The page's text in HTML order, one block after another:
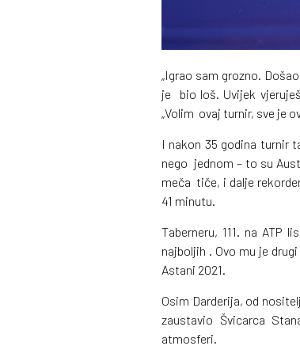
„Igrao sam grozno.
je bio loš. Uvijek
„Volim ovaj turnir, sve je
I nakon 35 godina turnir
nego jednom – to su
meča tiče, i dalje
41 minutu.
Taberneru, 111. na ATP
najboljih . Ovo mu je
Astani 2021.
Osim Darderija, od
zaustavio Švicarca
atmosferi.